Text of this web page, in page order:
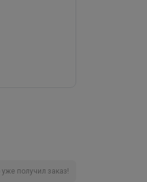
уже получил заказ!